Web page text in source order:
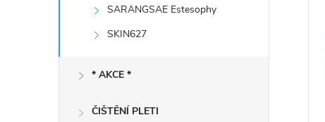
SARANGSAE Estesophy
SKIN627
* AKCE *
ČIŠTĚNÍ PLETI